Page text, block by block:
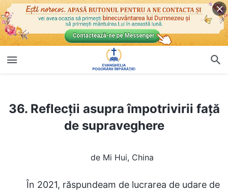
36. Reflecții asupra împotrivirii față de supraveghere
36. Reflecții asupra împotrivirii față
de supraveghere
de Mi Hui, China
În 2021, răspundeam de lucrarea de udare de